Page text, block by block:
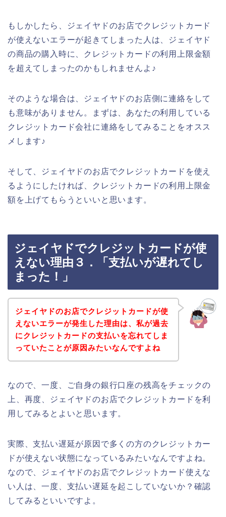
もしかしたら、ジェイヤドのお店でクレジットカード
が使えないエラーが起きてしまった人は、ジェイヤド
の商品の購入時に、クレジットカードの利用上限金額
を超えてしまったのかもしれませんよ♪
そのような場合は、ジェイヤドのお店側に連絡をして
も意味がありません。まずは、あなたの利用している
クレジットカード会社に連絡をしてみることをオスス
メします♪
そして、ジェイヤドのお店でクレジットカードを使え
るようにしたければ、クレジットカードの利用上限金
額を上げてもらうといいと思います。
ジェイヤドでクレジットカードが使
えない理由３．「支払いが遅れてし
まった！」
ジェイヤドのお店でクレジットカードが使
えないエラーが発生した理由は、私が過去
にクレジットカードの支払いを忘れてしま
っていたことが原因みたいなんですよね
なので、一度、ご自身の銀行口座の残高をチェックの
上、再度、ジェイヤドのお店でクレジットカードを利
用してみるとよいと思います。
実際、支払い遅延が原因で多くの方のクレジットカー
ドが使えない状態になっているみたいなんですよね。
なので、ジェイヤドのお店でクレジットカード使えな
い人は、一度、支払い遅延を起こしていないか？確認
してみるといいですよ。